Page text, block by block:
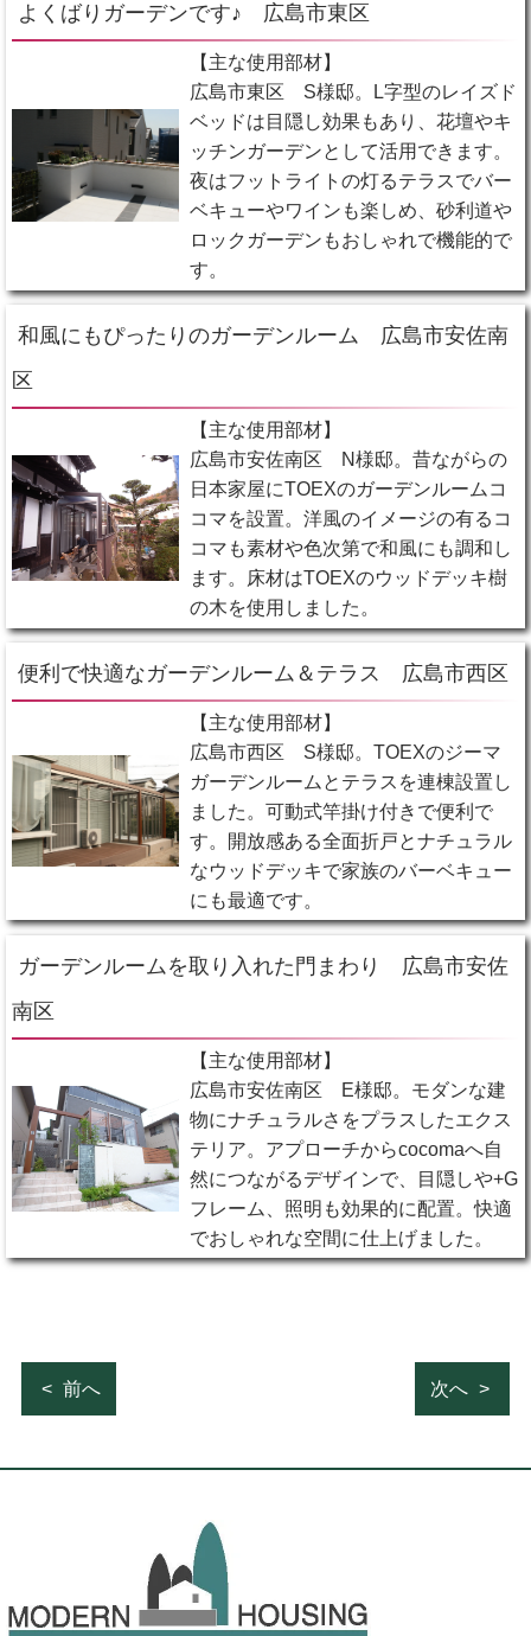
よくばりガーデンです♪ 広島市東区
【主な使用部材】
広島市東区 S様邸。L字型のレイズド
ベッドは目隠し効果もあり、花壇やキ
ッチンガーデンとして活用できます。
夜はフットライトの灯るテラスでバー
ベキューやワインも楽しめ、砂利道や
ロックガーデンもおしゃれで機能的で
す。
和風にもぴったりのガーデンルーム 広島市安佐南
区
【主な使用部材】
広島市安佐南区 N様邸。昔ながらの
日本家屋にTOEXのガーデンルームコ
コマを設置。洋風のイメージの有るコ
コマも素材や色次第で和風にも調和し
ます。床材はTOEXのウッドデッキ樹
の木を使用しました。
便利で快適なガーデンルーム＆テラス 広島市西区
【主な使用部材】
広島市西区 S様邸。TOEXのジーマ
ガーデンルームとテラスを連棟設置し
ました。可動式竿掛け付きで便利で
す。開放感ある全面折戸とナチュラル
なウッドデッキで家族のバーベキュー
にも最適です。
ガーデンルームを取り入れた門まわり 広島市安佐
南区
【主な使用部材】
広島市安佐南区 E様邸。モダンな建
物にナチュラルさをプラスしたエクス
テリア。アプローチからcocomaへ自
然につながるデザインで、目隠しや+G
フレーム、照明も効果的に配置。快適
でおしゃれな空間に仕上げました。
前へ 次へ